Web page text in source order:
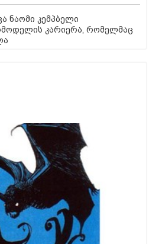
ნაომი კემპბელი
კარიერა, რომელმაც